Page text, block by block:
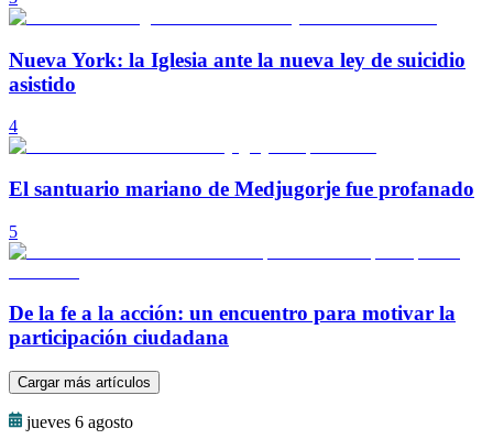
Nueva York: la Iglesia ante la nueva ley de suicidio
asistido
4
El santuario mariano de Medjugorje fue profanado
5
De la fe a la acción: un encuentro para motivar la
participación ciudadana
Cargar más artículos
jueves 6 agosto